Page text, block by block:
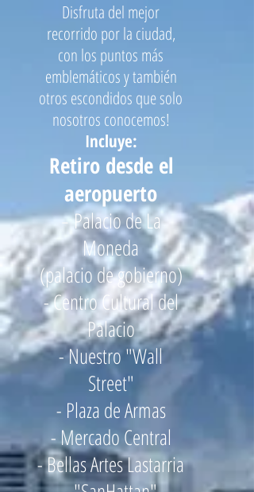
Disfruta del mejor
recorrido por la ciudad,
con los puntos más
emblemáticos y también
otros escondidos que solo
nosotros conocemos!
Incluye:
Retiro desde el
aeropuerto
-Palacio de La
Moneda
(palacio de gobierno)
- Centro Cultural del
Palacio
- Nuestro "Wall
Street"
- Plaza de Armas
- Mercado Central
- Bellas Artes Lastarria